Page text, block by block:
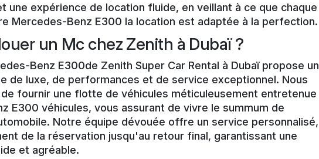
une expérience de location fluide, en veillant à ce que chaque
Mercedes-Benz E300 la location est adaptée à la perfection.
un Mc chez Zenith à Dubaï ?
Benz E300de Zenith Super Car Rental à Dubaï propose un
de luxe, de performances et de service exceptionnel. Nous
fournir une flotte de véhicules méticuleusement entretenue
E300 véhicules, vous assurant de vivre le summum de
Notre équipe dévouée offre un service personnalisé,
de la réservation jusqu'au retour final, garantissant une
et agréable.